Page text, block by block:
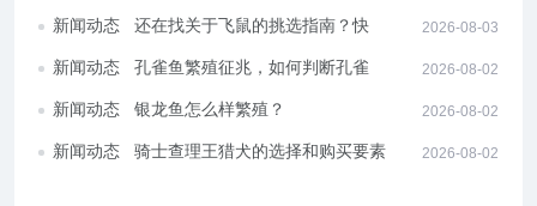
新闻动态
还在找关于飞鼠的挑选指南？快来
2026-08-03
新闻动态
孔雀鱼繁殖征兆，如何判断孔雀鱼
2026-08-02
新闻动态 银龙鱼怎么样繁殖？ 2026-08-02
新闻动态 骑士查理王猎犬的选择和购买要素 2026-08-02